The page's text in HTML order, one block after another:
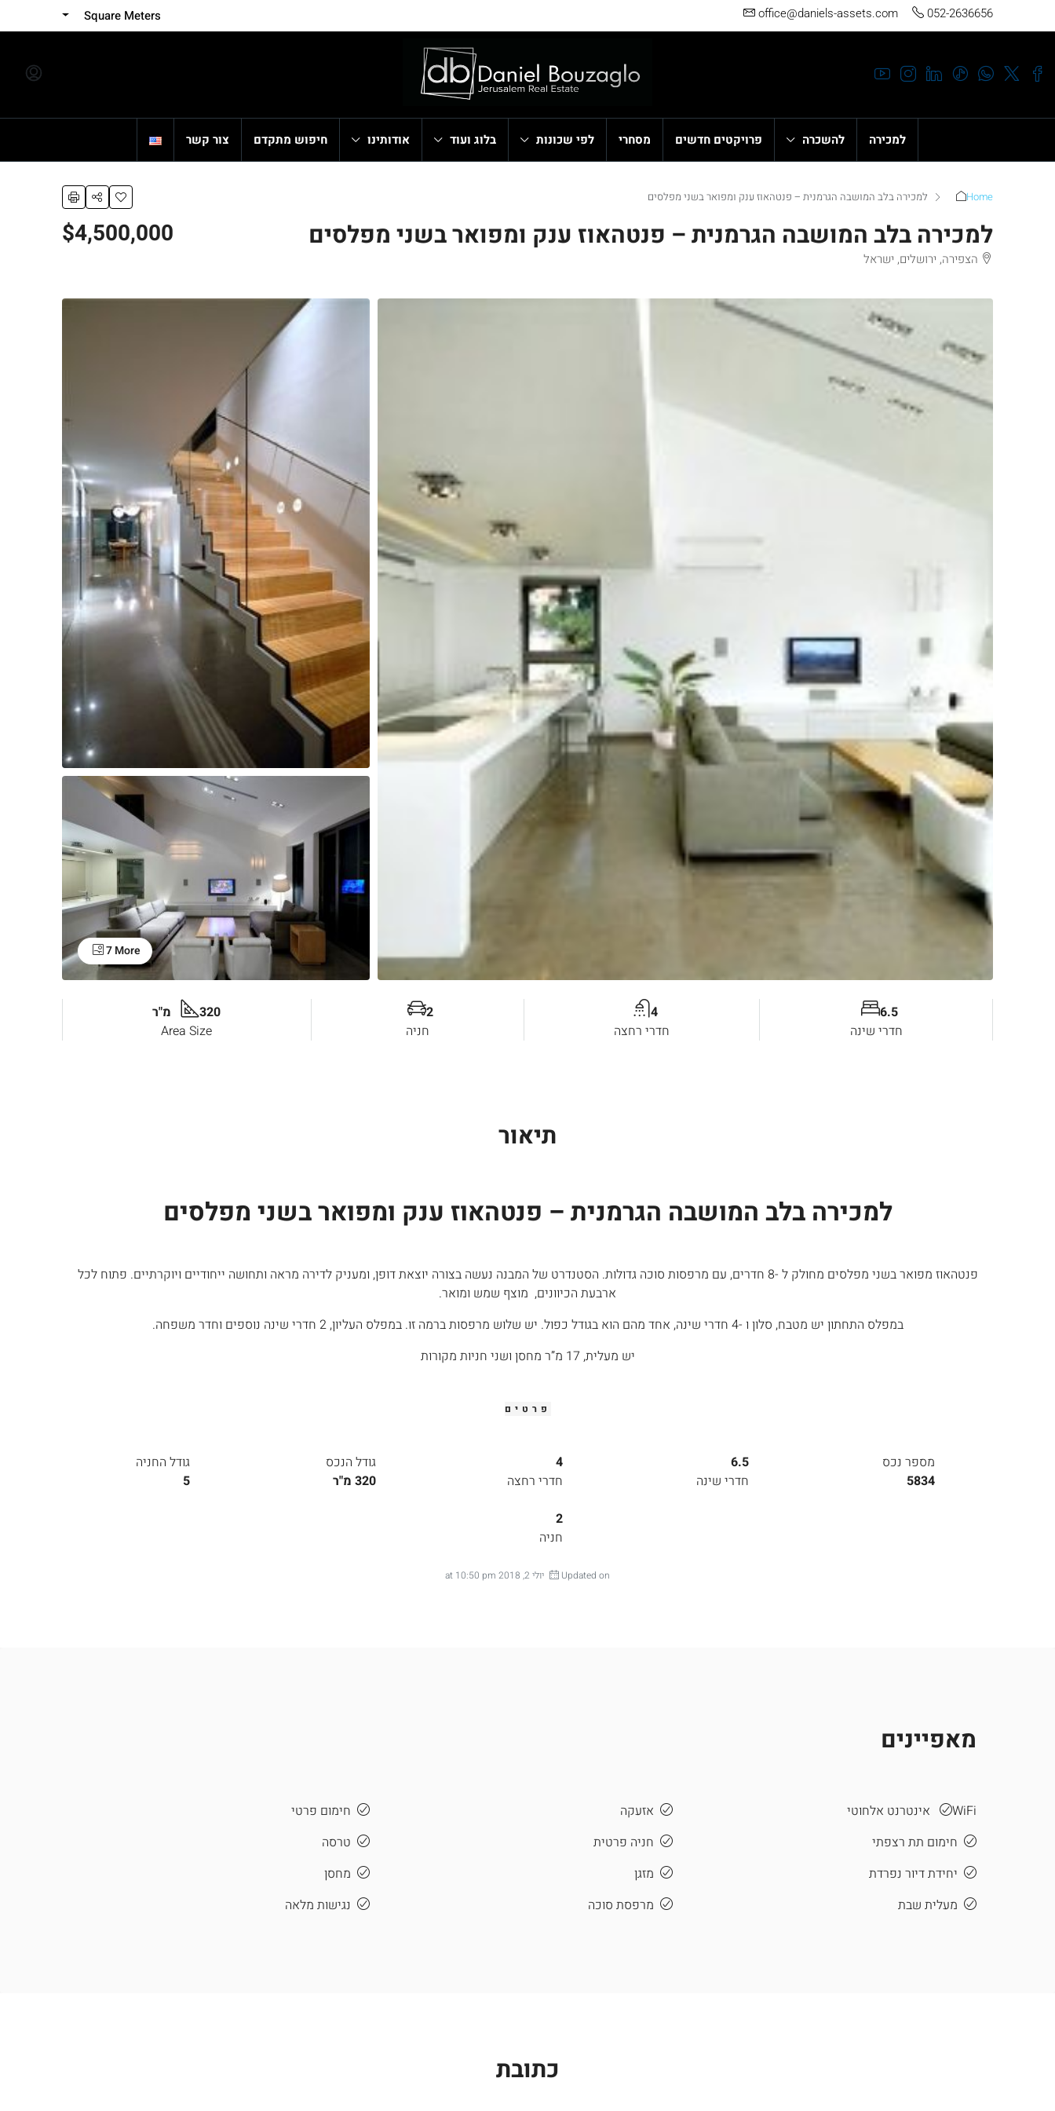
052-2636656
office@daniels-assets.com
Square Meters
למכירה להשכרה פרויקטים חדשים מסחרי לפי שכונות בלוג ועוד אודותינו חיפוש מתקדם צור קשר
Home למכירה בלב המושבה הגרמנית – פנטהאוז ענק ומפואר בשני מפלסים
למכירה בלב המושבה הגרמנית – פנטהאוז ענק ומפואר בשני מפלסים
הצפירה, ירושלים, ישראל
$4,500,000
7 More
6.5
חדרי שינה
4
חדרי רחצה
2
חניה
320 מ"ר
Area Size
תיאור
למכירה בלב המושבה הגרמנית – פנטהאוז ענק ומפואר בשני מפלסים
פנטהאוז מפואר בשני מפלסים מחולק ל -8 חדרים, עם מרפסות סוכה גדולות. הסטנדרט של המבנה נעשה בצורה יוצאת דופן, ומעניק לדירה מראה ותחושה ייחודיים ויוקרתיים. פתוח לכל
ארבעת הכיוונים, מוצף שמש ומואר.
במפלס התחתון יש מטבח, סלון ו -4 חדרי שינה, אחד מהם הוא בגודל כפול. יש שלוש מרפסות ברמה זו. במפלס העליון, 2 חדרי שינה נוספים וחדר משפחה.
יש מעלית, 17 מ”ר מחסן ושני חניות מקורות
פרטים
מספר נכס
5834
6.5
חדרי שינה
4
חדרי רחצה
גודל הנכס
320 מ"ר
גודל החניה
5
2
חניה
Updated on יולי 2, 2018 at 10:50 pm
מאפיינים
WiFi אינטרנט אלחוטי אזעקה
חימום פרטי
חימום תת רצפתי
חניה פרטית
טרסה
יחידת דיור נפרדת
מזגן
מחסן
מעלית שבת
מרפסת סוכה נגישות מלאה
כתובת